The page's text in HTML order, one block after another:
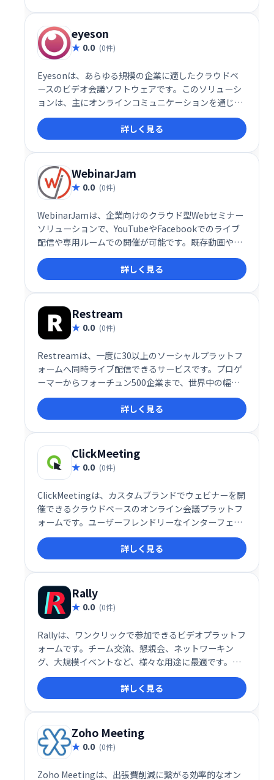
eyeson
0.0 (0件)
Eyesonは、あらゆる規模の企業に適したクラウドベ
ースのビデオ会議ソフトウェアです。このソリューシ
ョンは、主にオンラインコミュニケーションを通じて
業務を行うビジネスチームに適しています。
詳しく見る
WebinarJam
0.0 (0件)
WebinarJamは、企業向けのクラウド型Webセミナー
ソリューションで、YouTubeやFacebookでのライブ
配信や専用ルームでの開催が可能です。既存動画やス
ライド、画面共有などの素材を活用して魅力的なウェ
ビナーを作成・実施できます。インタラクティブな機
能を通じて参加者とのエンゲージメントを高め、効果
的なコミュニケーションを実現します。
詳しく見る
Restream
0.0 (0件)
Restreamは、一度に30以上のソーシャルプラットフ
ォームへ同時ライブ配信できるサービスです。プロゲ
ーマーからフォーチュン500企業まで、世界中の幅広
いユーザーが利用し、視聴者拡大とエンゲージメント
向上を実現しています。効率的な配信と多様なプラッ
トフォームへのリーチで、あなたのメッセージを世界
中に届けましょう。
詳しく見る
ClickMeeting
0.0 (0件)
ClickMeetingは、カスタムブランドでウェビナーを開
催できるクラウドベースのオンライン会議プラットフ
ォームです。ユーザーフレンドリーなインターフェー
スを備え、参加者とのインタラクティブなセッション
やスムーズな情報共有をサポートし、ウェビナー運営
を効率化します。
詳しく見る
Rally
0.0 (0件)
Rallyは、ワンクリックで参加できるビデオプラットフ
ォームです。チーム交流、懇親会、ネットワーキン
グ、大規模イベントなど、様々な用途に最適です。気
軽に集まり、活気あるオンライン体験を共有できま
す。スムーズな接続と直感的な操作で、より効果的な
コミュニケーションを実現しましょう。 より良い仮想
イベント開催をサポートします。
詳しく見る
Zoho Meeting
0.0 (0件)
Zoho Meetingは、出張費削減に繋がる効率的なオン